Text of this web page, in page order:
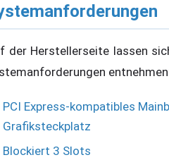
der Herstellerseite lassen
PCI Express-kompatibles
Grafiksteckplatz
Blockiert 3 Slots